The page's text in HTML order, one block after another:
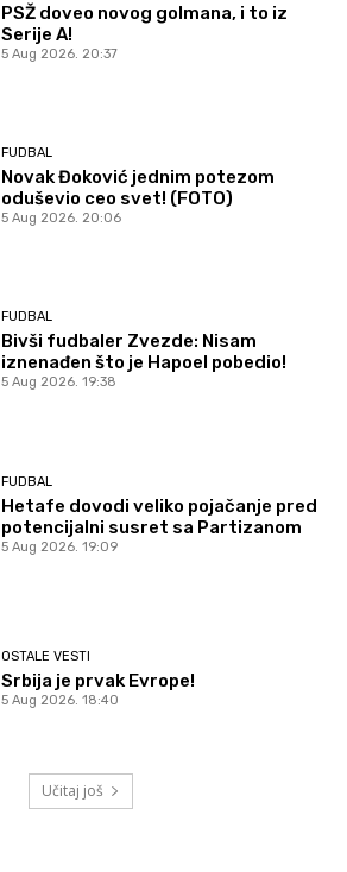
PSŽ doveo novog golmana, i to iz
Serije A!
5 Aug 2026. 20:37
FUDBAL
Novak Đoković jednim potezom
oduševio ceo svet! (FOTO)
5 Aug 2026. 20:06
FUDBAL
Bivši fudbaler Zvezde: Nisam
iznenađen što je Hapoel pobedio!
5 Aug 2026. 19:38
FUDBAL
Hetafe dovodi veliko pojačanje pred
potencijalni susret sa Partizanom
5 Aug 2026. 19:09
OSTALE VESTI
Srbija je prvak Evrope!
5 Aug 2026. 18:40
Učitaj još